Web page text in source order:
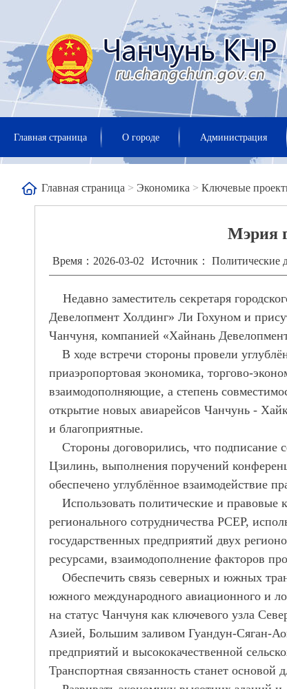
Главная страница О городе Администрация
Главная страница > Экономика > Ключевые
Мэрия
Время：2026-03-02 Источник： Политические
Недавно заместитель секретаря г
Девелопмент Холдинг» Ли Гохуном и
Чанчуня, компанией «Хайнань
В ходе встречи стороны провели
приаэропортовая экономика, торгово-
взаимодополняющие, а степень
открытие новых авиарейсов Чанчунь -
и благоприятные.
Стороны договорились, что подписание
Цзилинь, выполнения поручений
обеспечено углублённое взаимодействие
Использовать политические и правовые
регионального сотрудничества РCEP,
государственных предприятий двух
ресурсами, взаимодополнение факторов
Обеспечить связь северных и южных
южного международного авиационного и
на статус Чанчуня как ключевого узла
Азией, Большим заливом Гуандун-Сяган-
предприятий и высококачественной
Транспортная связанность станет